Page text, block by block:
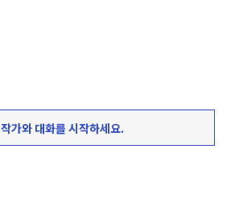
작가와 대화를 시작하세요.